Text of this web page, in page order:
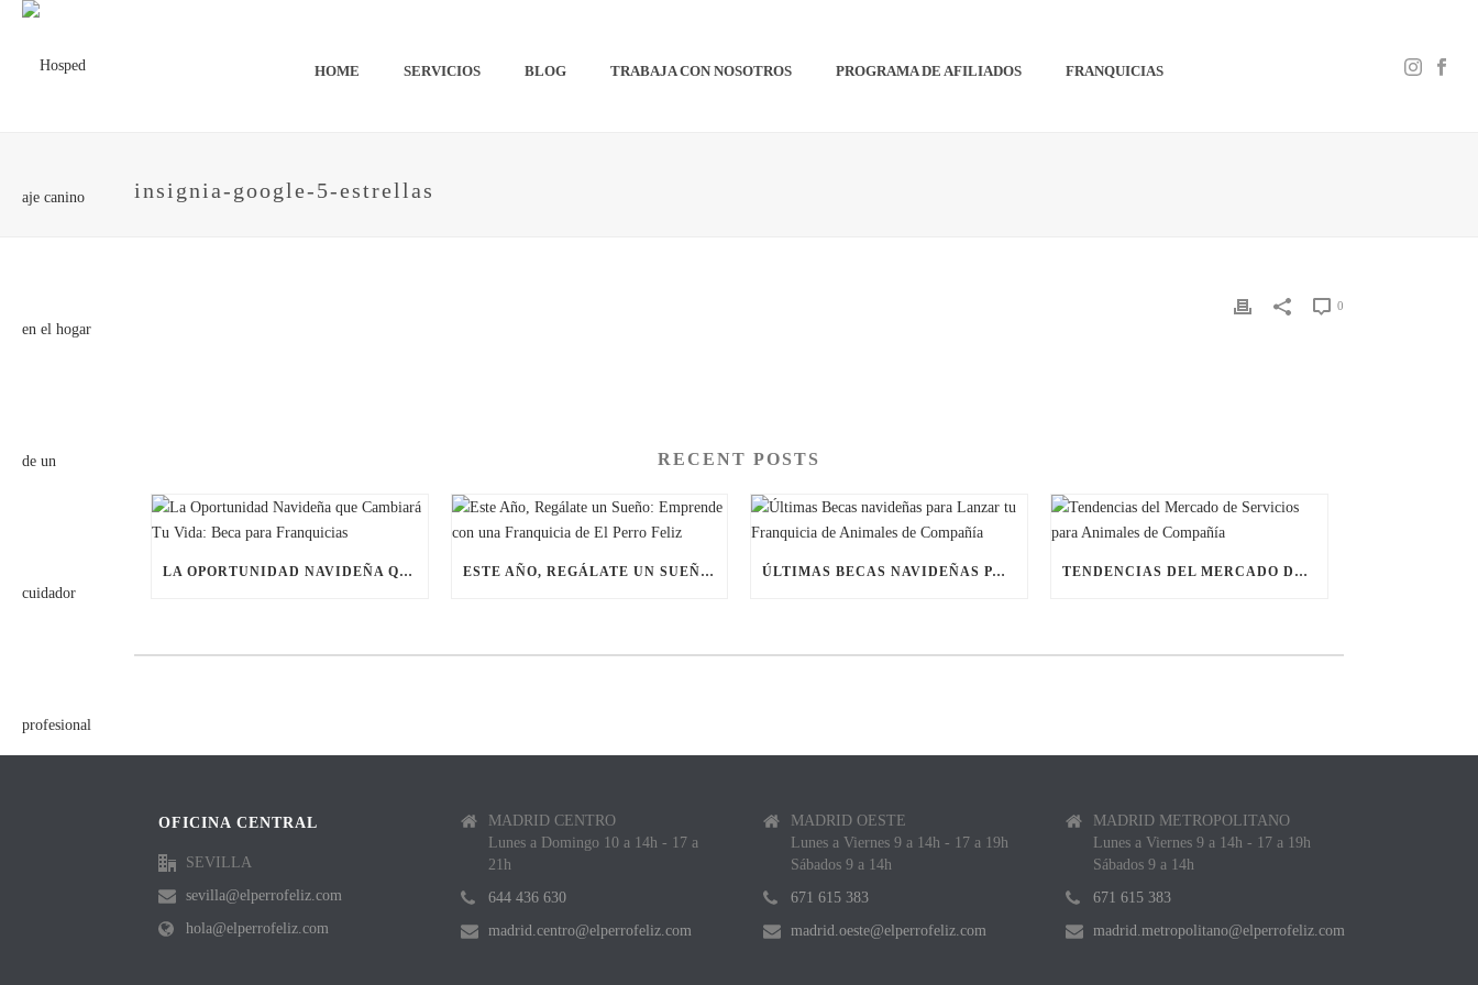
HOME SERVICIOS BLOG TRABAJA CON NOSOTROS PROGRAMA DE AFILIADOS FRANQUICIAS
insignia-google-5-estrellas
0
RECENT POSTS
LA OPORTUNIDAD NAVIDEÑA QUE CAMBIARÁ TU VIDA: BECA PARA FRANQUICIAS ESTE AÑO, REGÁLATE UN SUEÑO: EMPRENDE CON UNA FRANQUICIA DE EL PERRO FELIZ ÚLTIMAS BECAS NAVIDEÑAS PARA LANZAR TU FRANQUICIA DE ANIMALES DE COMPAÑÍA TENDENCIAS DEL MERCADO DE SERVICIOS PARA ANIMALES DE COMPAÑÍA
OFICINA CENTRAL
SEVILLA
sevilla@elperrofeliz.com
hola@elperrofeliz.com
MADRID CENTRO
Lunes a Domingo 10 a 14h - 17 a
21h
644 436 630
madrid.centro@elperrofeliz.com
MADRID OESTE
Lunes a Viernes 9 a 14h - 17 a 19h
Sábados 9 a 14h
671 615 383
madrid.oeste@elperrofeliz.com
MADRID METROPOLITANO
Lunes a Viernes 9 a 14h - 17 a 19h
Sábados 9 a 14h
671 615 383
madrid.metropolitano@elperrofeliz.com